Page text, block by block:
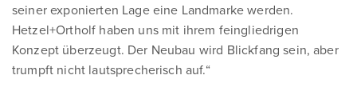
seiner exponierten Lage eine Landmarke werden.
Hetzel+Ortholf haben uns mit ihrem feingliedrigen
Konzept überzeugt. Der Neubau wird Blickfang sein, aber
trumpft nicht lautsprecherisch auf.“